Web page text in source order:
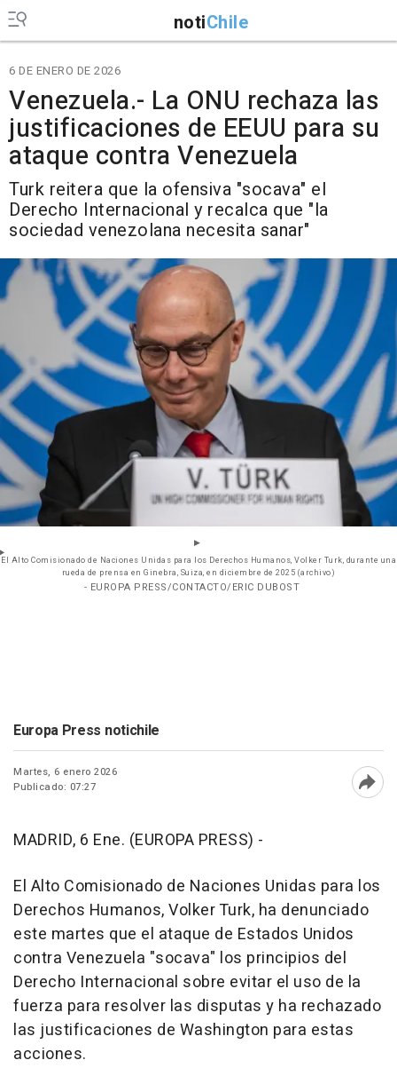
notiChile
6 DE ENERO DE 2026
Venezuela.- La ONU rechaza las
justificaciones de EEUU para su
ataque contra Venezuela
Turk reitera que la ofensiva "socava" el
Derecho Internacional y recalca que "la
sociedad venezolana necesita sanar"
El Alto Comisionado de Naciones Unidas para los Derechos Humanos, Volker Turk, durante una
rueda de prensa en Ginebra, Suiza, en diciembre de 2025 (archivo)
- EUROPA PRESS/CONTACTO/ERIC DUBOST
Europa Press notichile
Martes, 6 enero 2026
Publicado: 07:27
MADRID, 6 Ene. (EUROPA PRESS) -
El Alto Comisionado de Naciones Unidas para los
Derechos Humanos, Volker Turk, ha denunciado
este martes que el ataque de Estados Unidos
contra Venezuela "socava" los principios del
Derecho Internacional sobre evitar el uso de la
fuerza para resolver las disputas y ha rechazado
las justificaciones de Washington para estas
acciones.